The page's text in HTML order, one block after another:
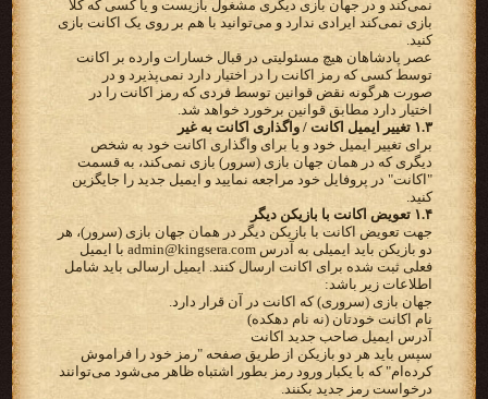
نمی‌کند و در جهان بازی دیگری مشغول بازیست و یا کسی که کلاً
بازی نمی‌کند ایرادی ندارد و می‌توانید با هم بر روی یک اکانت بازی
کنید.
عصر پادشاهان هیچ مسئولیتی در قبال خسارات وارده بر اکانت
توسط کسی که رمز اکانت را در اختیار دارد نمی‌پذیرد و در
صورت هرگونه نقض قوانین توسط فردی که رمز اکانت را در
اختیار دارد مطابق قوانین برخورد خواهد شد.
۱.۳ تغییر ایمیل اکانت / واگذاری اکانت به غیر
برای تغییر ایمیل خود و یا برای واگذاری اکانت خود به شخص
دیگری که در همان جهان بازی (سرور) بازی نمی‌کند، به قسمت
"اکانت" در پروفایل خود مراجعه نمایید و ایمیل جدید را جایگزین
کنید.
۱.۴ تعویض اکانت با بازیکن دیگر
جهت تعویض اکانت با بازیکن دیگر در همان جهان بازی (سرور)، هر
دو بازیکن باید ایمیلی به آدرس admin@kingsera.com با ایمیل
فعلی ثبت شده برای اکانت ارسال کنند. ایمیل ارسالی باید شامل
اطلاعات زیر باشد:
جهان بازی (سروری) که اکانت در آن قرار دارد.
نام اکانت خودتان (نه نام دهکده)
آدرس ایمیل صاحب جدید اکانت
سپس باید هر دو بازیکن از طریق صفحه "رمز خود را فراموش
کرده‌ام" که با یکبار ورود رمز بطور اشتباه ظاهر می‌شود می‌توانند
درخواست رمز جدید بکنند.